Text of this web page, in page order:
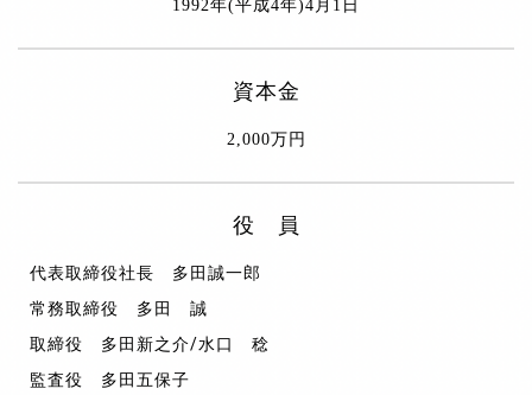
1992年(平成4年)4月1日
資本金
2,000万円
役 員
代表取締役社長 多田誠一郎
常務取締役 多田 誠
取締役 多田新之介/水口 稔
監査役 多田五保子